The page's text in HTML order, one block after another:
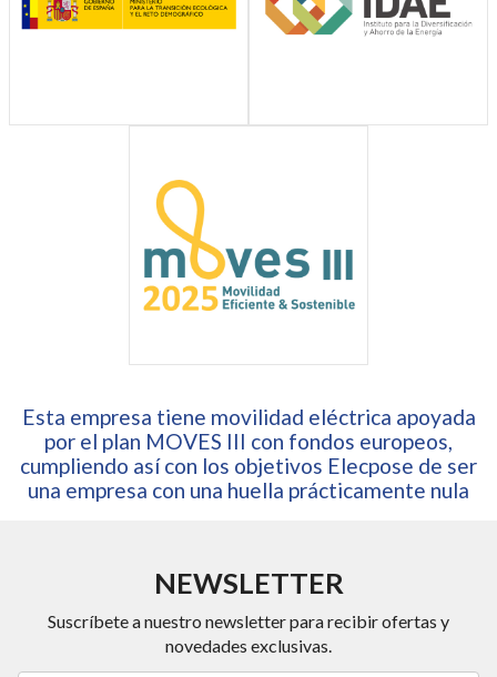
Esta empresa tiene movilidad eléctrica apoyada
por el plan MOVES III con fondos europeos,
cumpliendo así con los objetivos Elecpose de ser
una empresa con una huella prácticamente nula
NEWSLETTER
Suscríbete a nuestro newsletter para recibir ofertas y
novedades exclusivas.